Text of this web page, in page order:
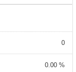
0
0.00 %